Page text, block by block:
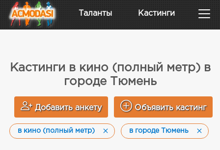
Таланты Кастинги
Кастинги в кино (полный метр) в
городе Тюмень
Добавить анкету Объявить кастинг
в кино (полный метр) в городе Тюмень